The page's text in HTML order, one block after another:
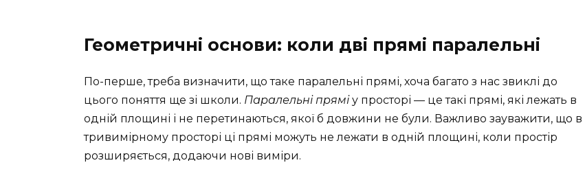
Геометричні основи: коли дві прямі паралельні
По-перше, треба визначити, що таке паралельні прямі, хоча багато з нас звиклі до
цього поняття ще зі школи. Паралельні пряміу просторі — це такі прямі, які лежать в
одній площині і не перетинаються, якої б довжини не були. Важливо зауважити, що в
тривимірному просторі ці прямі можуть не лежати в одній площині, коли простір
розширяється, додаючи нові виміри.